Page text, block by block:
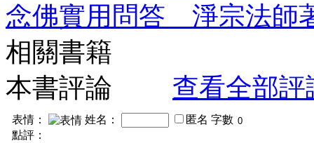
念佛實用問答 淨宗法師
相關書籍
本書評論
查看全部評
表情： 姓名： 匿名 字數
點評：